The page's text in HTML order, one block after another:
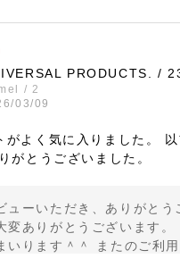
PRODUCTS. /
/ 2
03/09
がよく気に入りました。
がとうございました。
ューいただき、ありがと
変ありがとうございます
いります＾＾ またのご利